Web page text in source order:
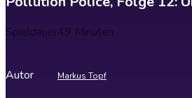
Spieldauer49 Minuten
Autor Markus Topf